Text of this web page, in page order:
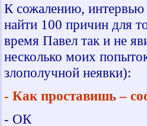
К сожалению,
найти 100 причин для
время Павел так и не
несколько моих
злополучной неявки):
- Как проставишь –
- ОК